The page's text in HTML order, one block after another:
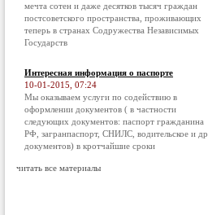
мечта сотен и даже десятков тысяч граждан
постсоветского пространства, проживающих
теперь в странах Содружества Независимых
Государств
Интересная информация о паспорте
10-01-2015, 07:24
Мы оказываем услуги по содействию в
оформлении документов ( в частности
следующих документов: паспорт гражданина
РФ, загранпаспорт, СНИЛС, водительское и др.
документов) в кротчайшие сроки
читать все материалы